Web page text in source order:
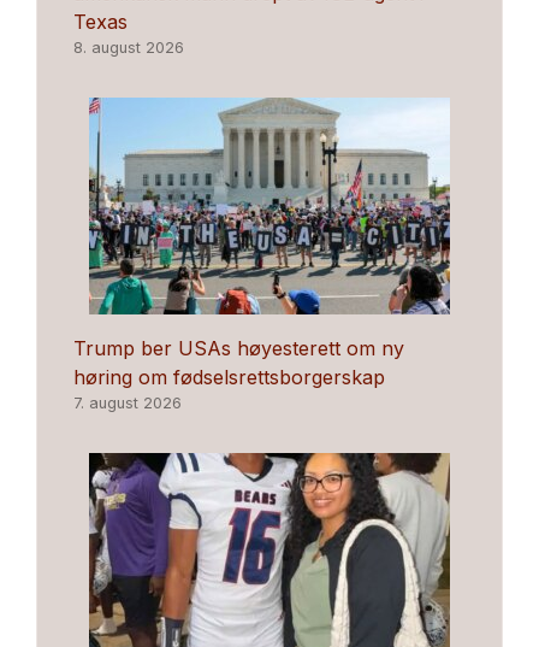
Texas
8. august 2026
Trump ber USAs høyesterett om ny
høring om fødselsrettsborgerskap
7. august 2026